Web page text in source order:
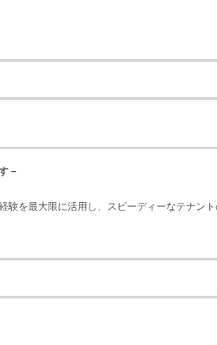
－
験を最大限に活用し、スピーディーなテナン